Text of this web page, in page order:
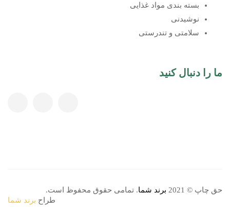
بسته بندی مواد غذایی
نوشیدنی
سلامتی و تندرستی
ما را دنبال کنید
حق چاپ © 2021 برند شما. تمامی حقوق محفوظ است.
طراح برند شما